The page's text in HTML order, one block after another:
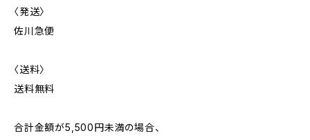
〈発送〉
佐川急便
〈送料〉
送料無料
合計金額が5,500円未満の場合、